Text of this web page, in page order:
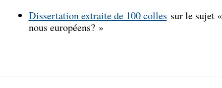
Dissertation extraite de 100 colles sur le sujet
nous européens? »